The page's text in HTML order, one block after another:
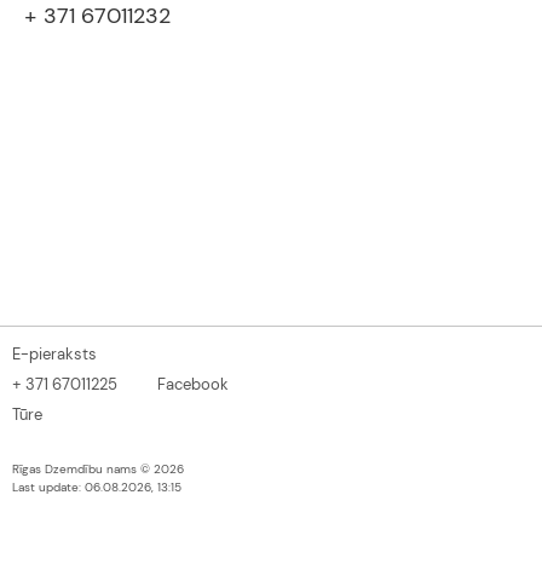
+ 371 67011232
E-pieraksts
+ 371 67011225
Facebook
Tūre
Rīgas Dzemdību nams © 2026
Last update: 06.08.2026, 13:15